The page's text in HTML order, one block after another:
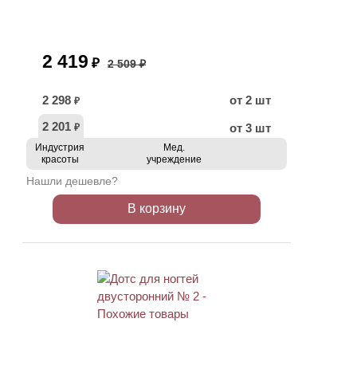
2 419 ₽ 2 509 ₽
2 298 ₽
от 2 шт
2 201 ₽ от 3 шт
Индустрия
красоты
Мед.
учреждение
Нашли дешевле?
В корзину